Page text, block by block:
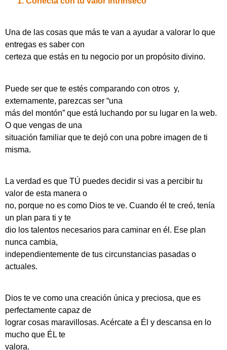
Una de las cosas que más te van a ayudar a valorar lo que
entregas es saber con
certeza que estás en tu negocio por un propósito divino.
Puede ser que te estés comparando con otros y,
externamente, parezcas ser “una
más del montón” que está luchando por su lugar en la web.
O que vengas de una
situación familiar que te dejó con una pobre imagen de ti
misma.
La verdad es que TÚ puedes decidir si vas a percibir tu
valor de esta manera o
no, porque no es como Dios te ve. Cuando él te creó, tenía
un plan para ti y te
dio los talentos necesarios para caminar en él. Ese plan
nunca cambia,
independientemente de tus circunstancias pasadas o
actuales.
Dios te ve como una creación única y preciosa, que es
perfectamente capaz de
lograr cosas maravillosas. Acércate a Él y descansa en lo
mucho que ÉL te
valora.